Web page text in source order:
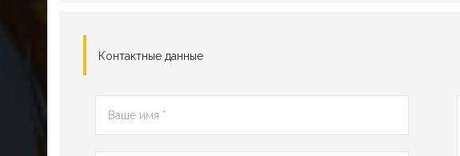
Контактные данные